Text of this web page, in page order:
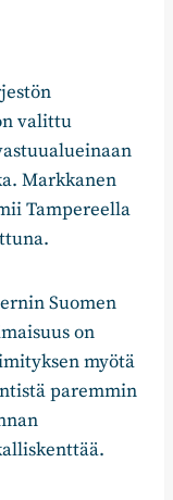
valittu
Markkanen
Tampereella
Suomen
on
myötä
paremmin